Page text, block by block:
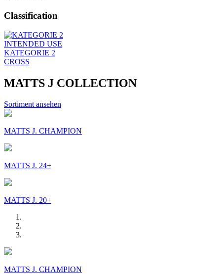
Classification
INTENDED USE
KATEGORIE 2
CROSS
MATTS J COLLECTION
Sortiment ansehen
MATTS J. CHAMPION
MATTS J. 24+
MATTS J. 20+
MATTS J. CHAMPION